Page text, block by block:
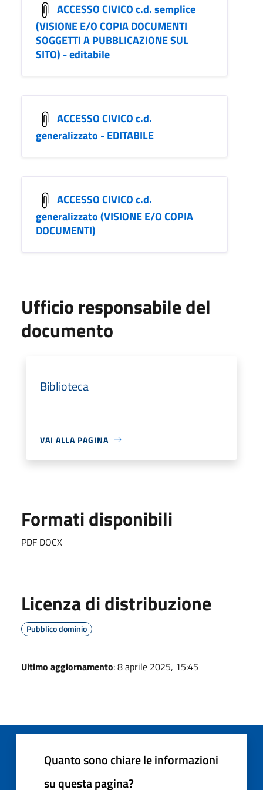
ACCESSO CIVICO c.d. semplice
(VISIONE E/O COPIA DOCUMENTI
SOGGETTI A PUBBLICAZIONE SUL
SITO) - editabile
ACCESSO CIVICO c.d.
generalizzato - EDITABILE
ACCESSO CIVICO c.d.
generalizzato (VISIONE E/O COPIA
DOCUMENTI)
Ufficio responsabile del
documento
Biblioteca
VAI ALLA PAGINA
Formati disponibili
PDF DOCX
Licenza di distribuzione
Pubblico dominio
Ultimo aggiornamento: 8 aprile 2025, 15:45
Quanto sono chiare le informazioni
su questa pagina?